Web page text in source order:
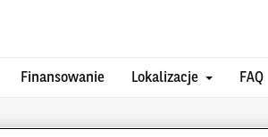
Finansowanie Lokalizacje FAQ